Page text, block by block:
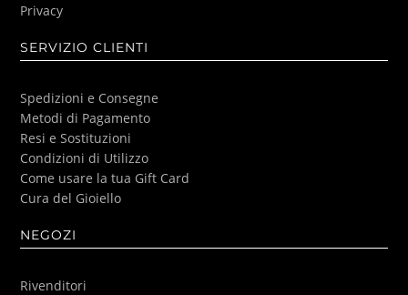
Privacy
SERVIZIO CLIENTI
Spedizioni e Consegne
Metodi di Pagamento
Resi e Sostituzioni
Condizioni di Utilizzo
Come usare la tua Gift Card
Cura del Gioiello
NEGOZI
Rivenditori